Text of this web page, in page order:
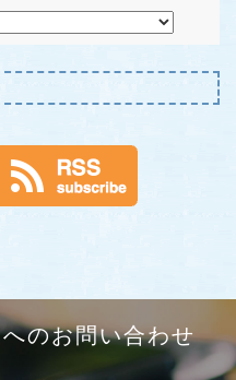
のお問い合わせ